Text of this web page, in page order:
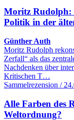
Moritz Rudolph:
Politik in der
Günther Auth
Moritz Rudolph
Zerfall“ als das
Nachdenken über
Kritischen T…
Sammelrezension /
Alle Farben des
Weltordnung?